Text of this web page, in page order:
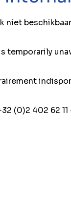
niet
temporarily
(0)2 402 62 11